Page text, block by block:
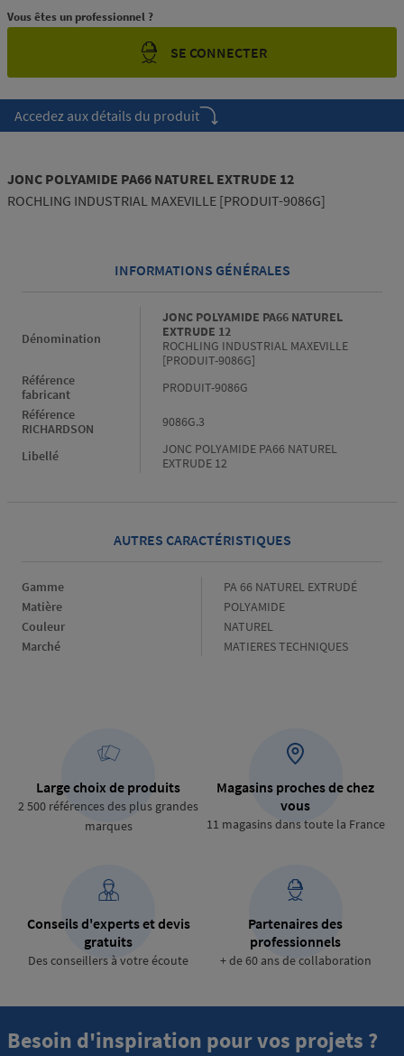
Vous êtes un professionnel ?
SE CONNECTER
Accedez aux détails du produit
JONC POLYAMIDE PA66 NATUREL EXTRUDE 12
ROCHLING INDUSTRIAL MAXEVILLE [PRODUIT-9086G]
INFORMATIONS GÉNÉRALES
Dénomination
JONC POLYAMIDE PA66 NATUREL
EXTRUDE 12
ROCHLING INDUSTRIAL MAXEVILLE
[PRODUIT-9086G]
Référence
fabricant
PRODUIT-9086G
Référence
RICHARDSON
9086G.3
Libellé
JONC POLYAMIDE PA66 NATUREL
EXTRUDE 12
AUTRES CARACTÉRISTIQUES
Gamme Gamme
PA 66 NATUREL EXTRUDÉ
Matière
Matière
POLYAMIDE
Couleur
Couleur
NATUREL
Marché
Marché
MATIERES TECHNIQUES
Large choix de produits
2 500 références des plus grandes
marques
Magasins proches de chez
vous
11 magasins dans toute la France
Conseils d'experts et devis
gratuits
Des conseillers à votre écoute
Partenaires des
professionnels
+ de 60 ans de collaboration
Besoin d'inspiration pour vos projets ?